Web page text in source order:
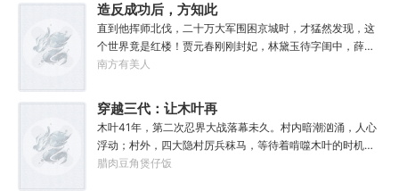
造反成功后，方知此
地是红楼
直到他挥师北伐，二十万大军围困京城时，才猛然发现，这
个世界竟是红楼！贾元春刚刚封妃，林黛玉待字闺中，薛宝
钗、三春等人搬入大观园不久。李纨在守寡，妙玉在栊翠
正茂，十二副钗娇俏可人。攻入京城，楚延登基称帝，并很
快下了一道圣旨：贾、林、薛、史等罪官女眷，皆没入掖
庭。江山美人，他全都要！……当晚，绛珠仙草出现在他面
前。
南方有美人
穿越三代：让木叶再
次伟大！
木叶41年，第二次忍界大战落幕未久。村内暗潮汹涌，人心
浮动；村外，四大隐村厉兵秣马，等待着啃噬木叶的时机。
内忧外患之际，机关老资历穿越成猿飞日斩。随之而来的，
腊肉豆角煲仔饭